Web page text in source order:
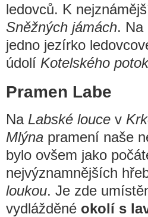
ledovců. K
Sněžných jámách. Na
jedno jezírko
údolí Kotelského
Pramen Labe
Na Labské louce v
Mlýna pramení naše
bylo ovšem jako
nejvýznamnějších
loukou. Je zde
vydlážděné okolí s